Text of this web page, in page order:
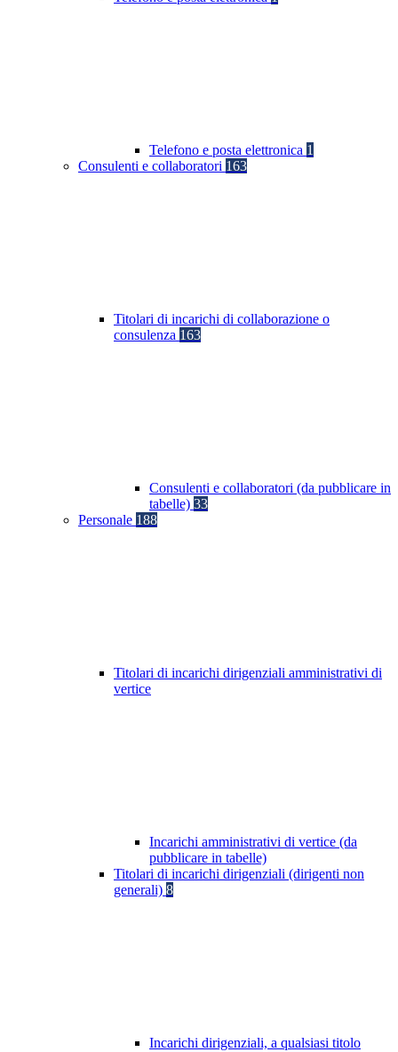
Telefono e posta elettronica 1
Consulenti e collaboratori 163
Titolari di incarichi di collaborazione o
consulenza 163
Consulenti e collaboratori (da pubblicare in
tabelle) 33
Personale 188
Titolari di incarichi dirigenziali amministrativi di
vertice
Incarichi amministrativi di vertice (da
pubblicare in tabelle)
Titolari di incarichi dirigenziali (dirigenti non
generali) 8
Incarichi dirigenziali, a qualsiasi titolo